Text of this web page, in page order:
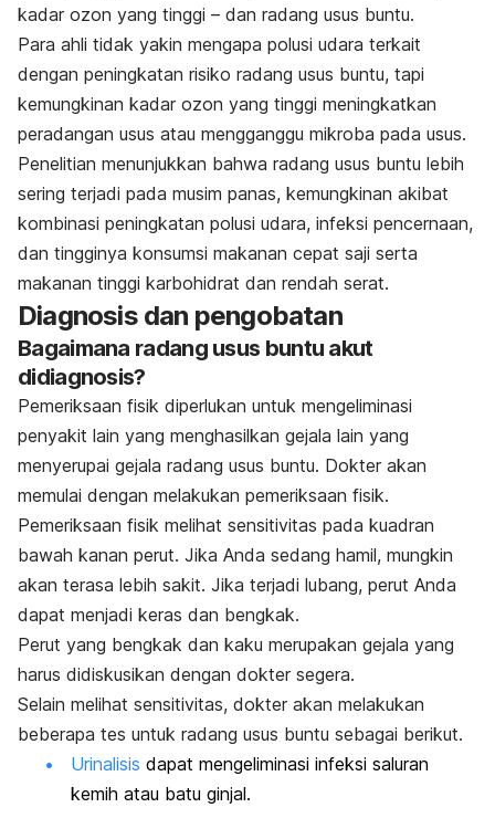
kadar ozon yang tinggi – dan radang usus buntu.
Para ahli tidak yakin mengapa polusi udara terkait
dengan peningkatan risiko radang usus buntu, tapi
kemungkinan kadar ozon yang tinggi meningkatkan
peradangan usus atau mengganggu mikroba pada usus.
Penelitian menunjukkan bahwa radang usus buntu lebih
sering terjadi pada musim panas, kemungkinan akibat
kombinasi peningkatan polusi udara, infeksi pencernaan,
dan tingginya konsumsi makanan cepat saji serta
makanan tinggi karbohidrat dan rendah serat.
Diagnosis dan pengobatan
Bagaimana radang usus buntu akut
didiagnosis?
Pemeriksaan fisik diperlukan untuk mengeliminasi
penyakit lain yang menghasilkan gejala lain yang
menyerupai gejala radang usus buntu. Dokter akan
memulai dengan melakukan pemeriksaan fisik.
Pemeriksaan fisik melihat sensitivitas pada kuadran
bawah kanan perut. Jika Anda sedang hamil, mungkin
akan terasa lebih sakit. Jika terjadi lubang, perut Anda
dapat menjadi keras dan bengkak.
Perut yang bengkak dan kaku merupakan gejala yang
harus didiskusikan dengan dokter segera.
Selain melihat sensitivitas, dokter akan melakukan
beberapa tes untuk radang usus buntu sebagai berikut.
Urinalisis dapat mengeliminasi infeksi saluran
kemih atau batu ginjal.